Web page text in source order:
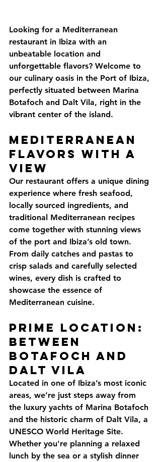
Looking for a Mediterranean
restaurant in Ibiza with an
unbeatable location and
unforgettable flavors? Welcome to
our culinary oasis in the Port of Ibiza,
perfectly situated between Marina
Botafoch and Dalt Vila, right in the
vibrant center of the island.
Mediterranean
Flavors with a
View
Our restaurant offers a unique dining
experience where fresh seafood,
locally sourced ingredients, and
traditional Mediterranean recipes
come together with stunning views
of the port and Ibiza’s old town.
From daily catches and pastas to
crisp salads and carefully selected
wines, every dish is crafted to
showcase the essence of
Mediterranean cuisine.
Prime Location:
Between
Botafoch and
Dalt Vila
Located in one of Ibiza’s most iconic
areas, we’re just steps away from
the luxury yachts of Marina Botafoch
and the historic charm of Dalt Vila, a
UNESCO World Heritage Site.
Whether you're planning a relaxed
lunch by the sea or a stylish dinner